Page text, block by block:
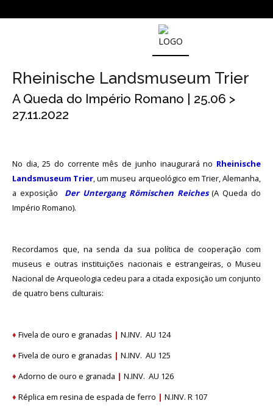
MUSEU
DE
ARQUEOLOGIA
História
Fundador
Oficiais
Acordos
Protocolos
e
voluntariado
NOTICIAS
Rheinische Landsmuseum Trier
A Queda do Império Romano | 25.06 >
27.11.2022
No dia, 25 do corrente mês de junho inaugurará no Rheinische
Landsmuseum Trier, um museu arqueológico em Trier, Alemanha,
a exposiçâo
Der Untergang Römischen Reiches (A Queda do
Império Romano).
Recordamos que, na senda da sua política de cooperação com
museus e outras instituições nacionais e estrangeiras, o Museu
Nacional de Arqueologia cedeu para a citada exposição um conjunto
de quatro bens culturais:
♦ Fivela de ouro e granadas | N.INV. AU 124
♦ Fivela de ouro e granadas | N.INV. AU 125
♦ Adorno de ouro e granada | N.INV. AU 126
♦ Réplica em resina de espada de ferro | N.INV. R 107